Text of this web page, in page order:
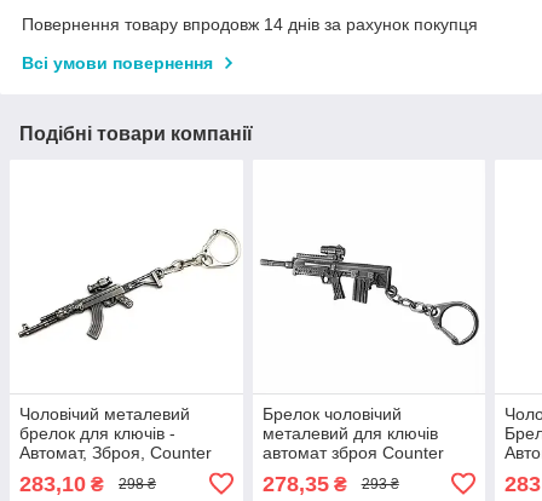
Повернення товару впродовж 14 днів за рахунок покупця
Всі умови повернення
Подібні товари компанії
Чоловічий металевий
брелок для ключів -
Автомат, Зброя, Counter
283,10 ₴ 298 ₴
Брелок чоловічий
металевий для ключів
автомат зброя Counter
278,35₴ 293 ₴